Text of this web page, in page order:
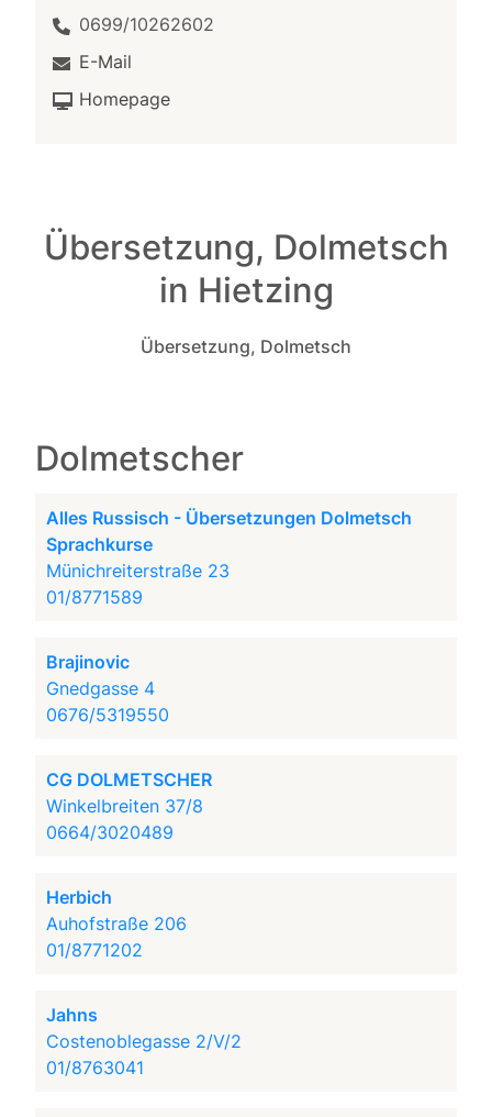
0699/10262602
E-Mail
Homepage
Übersetzung, Dolmetsch
in Hietzing
Übersetzung, Dolmetsch
Dolmetscher
Alles Russisch - Übersetzungen Dolmetsch
Sprachkurse
Münichreiterstraße 23
01/8771589
Brajinovic
Gnedgasse 4
0676/5319550
CG DOLMETSCHER
Winkelbreiten 37/8
0664/3020489
Herbich
Auhofstraße 206
01/8771202
Jahns
Costenoblegasse 2/V/2
01/8763041